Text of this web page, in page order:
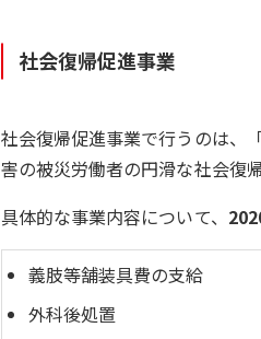
社会復帰促進事業
社会復帰促進事業で行うのは、
害の被災労働者の円滑な社会復
具体的な事業内容について、
義肢等舗装具費の支給
外科後処置